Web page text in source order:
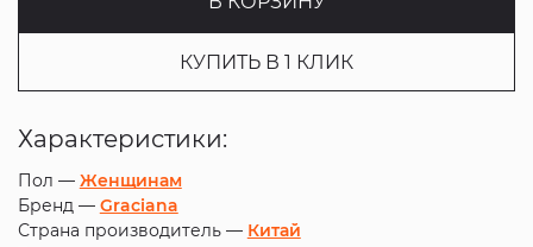
КУПИТЬ В 1 КЛИК
Характеристики:
Пол — Женщинам
Бренд — Graciana
Страна производитель — Китай